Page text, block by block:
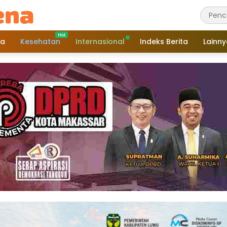
Kesehatan Internasional Indeks Berita